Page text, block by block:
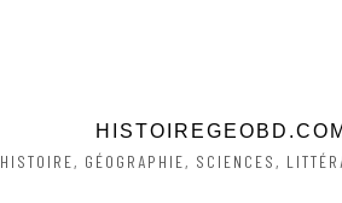
HISTOIREGEOBD.COM
HISTOIRE, GÉOGRAPHIE, SCIENCES,